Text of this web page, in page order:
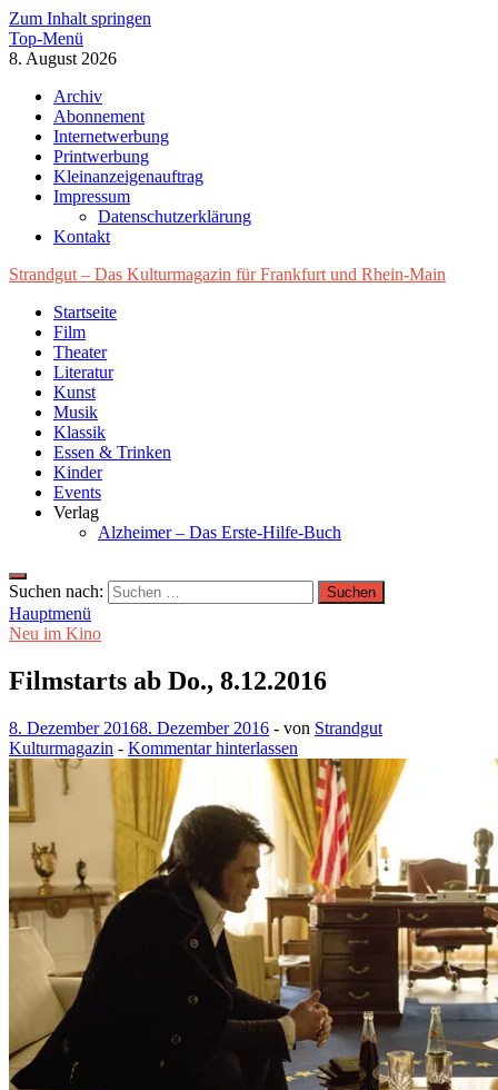
Zum Inhalt springen
Top-Menü
8. August 2026
Archiv
Abonnement
Internetwerbung
Printwerbung
Kleinanzeigenauftrag
Impressum
Datenschutzerklärung
Kontakt
Strandgut – Das Kulturmagazin für Frankfurt und Rhein-Main
Startseite
Film
Theater
Literatur
Kunst
Musik
Klassik
Essen & Trinken
Kinder
Events
Verlag
Alzheimer – Das Erste-Hilfe-Buch
Suchen nach:
Hauptmenü
Neu im Kino
Filmstarts ab Do., 8.12.2016
8. Dezember 20168. Dezember 2016 - von Strandgut
Kulturmagazin - Kommentar hinterlassen